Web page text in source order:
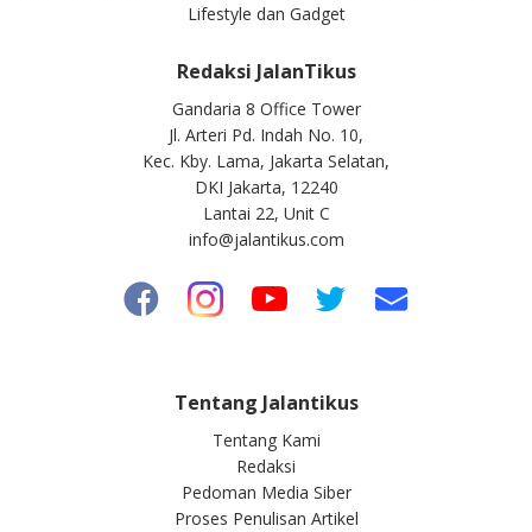
Lifestyle dan Gadget
Redaksi JalanTikus
Gandaria 8 Office Tower
Jl. Arteri Pd. Indah No. 10,
Kec. Kby. Lama, Jakarta Selatan,
DKI Jakarta, 12240
Lantai 22, Unit C
info@jalantikus.com
Tentang Jalantikus
Tentang Kami
Redaksi
Pedoman Media Siber
Proses Penulisan Artikel